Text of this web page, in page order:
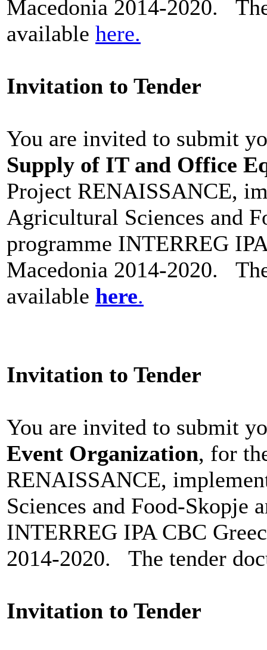
Macedonia 2014-2020.
available here.
Invitation to Tender
You are invited to submit
Supply of IT and Office
Project RENAISSANCE,
Agricultural Sciences and
programme INTERREG
Macedonia 2014-2020.
available here.
Invitation to Tender
You are invited to submit
Event Organization, for
RENAISSANCE,
Sciences and Food-Skopje
INTERREG IPA CBC
2014-2020. The tender
Invitation to Tender